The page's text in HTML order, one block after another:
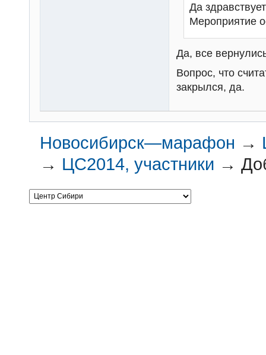
Да
Мероприятие
Да, все
Вопрос, что
закрылся, да.
Новосибирск—марафон →
→ ЦС2014, участники →